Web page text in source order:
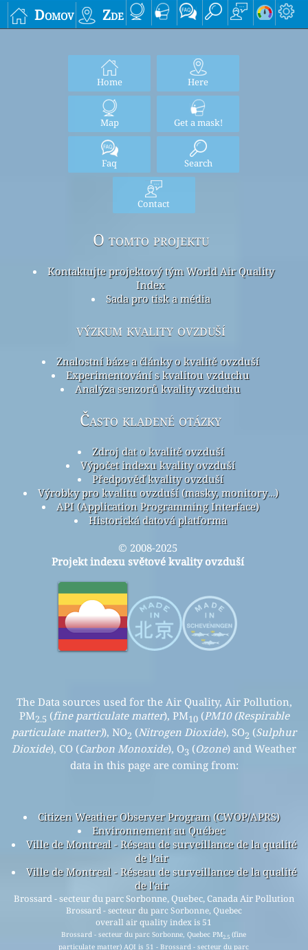
Domov Zde
Home Here
Map Get a mask!
Faq Search
Contact
O tomto projektu
Kontaktujte projektový tým World Air Quality
Index
Sada pro tisk a média
výzkum kvality ovzduší
Znalostní báze a články o kvalitě ovzduší
Experimentování s kvalitou vzduchu
Analýza senzorů kvality vzduchu
Často kladené otázky
Zdroj dat o kvalitě ovzduší
Výpočet indexu kvality ovzduší
Předpověď kvality ovzduší
Výrobky pro kvalitu ovzduší (masky, monitory…)
API (Application Programming Interface)
Historická datová platforma
© 2008-2025
Projekt indexu světové kvality ovzduší
The Data sources used for the Air Quality, Air Pollution,
PM2.5 (fine particulate matter), PM10(PM10 (Respirable
particulate matter)), NO2 (Nitrogen Dioxide), SO2 (Sulphur
Dioxide), CO (Carbon Monoxide), O3 (Ozone) and Weather
data in this page are coming from:
Citizen Weather Observer Program (CWOP/APRS)
Environnement au Québec
Ville de Montreal - Réseau de surveillance de la qualité
de l'air
Ville de Montreal - Réseau de surveillance de la qualité
de l'air
Brossard - secteur du parc Sorbonne, Quebec, Canada Air Pollution
Brossard - secteur du parc Sorbonne, Quebec
overall air quality index is 51
Brossard - secteur du parc Sorbonne, Quebec PM2.5 (fine
particulate matter) AQI is 51 - Brossard - secteur du parc